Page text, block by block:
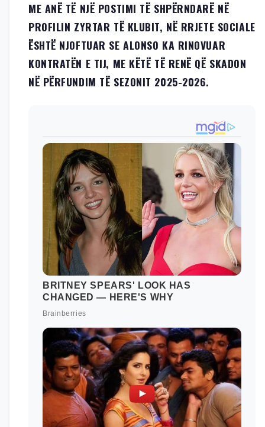
ME ANË TË NJË POSTIMI TË SHPËRNDARË NË
PROFILIN ZYRTAR TË KLUBIT, NË RRJETE SOCIALE
ËSHTË NJOFTUAR SE ALONSO KA RINOVUAR
KONTRATËN E TIJ, ME KËTË TË RENË QË SKADON
NË PËRFUNDIM TË SEZONIT 2025-2026.